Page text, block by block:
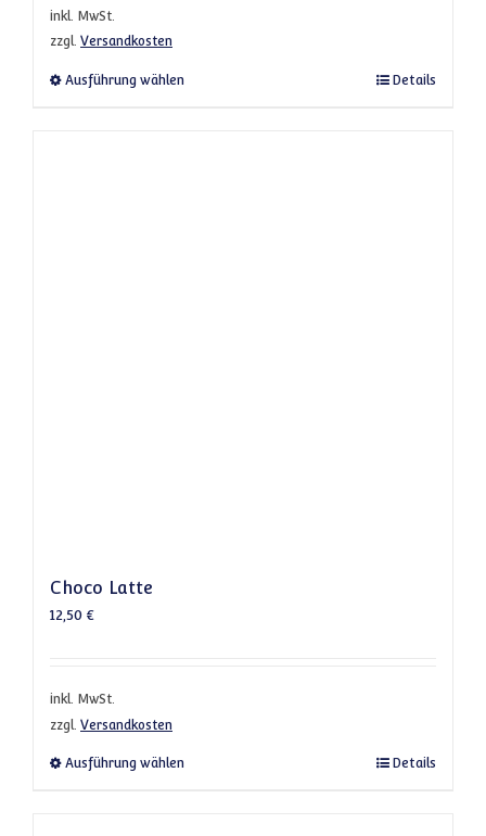
inkl. MwSt.
zzgl. Versandkosten
Ausführung wählen Dieses Produkt weist mehrere Varianten
Details
Choco Latte
12,50 €
inkl. MwSt.
zzgl. Versandkosten
Ausführung wählen Dieses Produkt weist mehrere Varianten
Details